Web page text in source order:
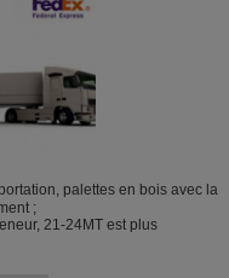
palettes en bois avec la
;
21-24MT est plus